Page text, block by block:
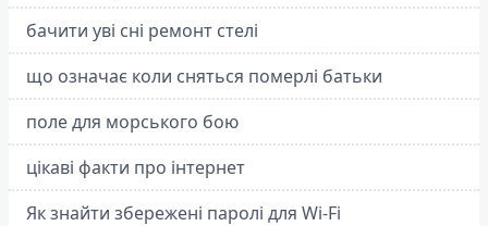
бачити уві сні ремонт стелі
що означає коли сняться померлі батьки
поле для морського бою
цікаві факти про інтернет
Як знайти збережені паролі для Wi-Fi